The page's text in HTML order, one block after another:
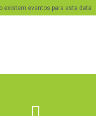
existem eventos para esta data